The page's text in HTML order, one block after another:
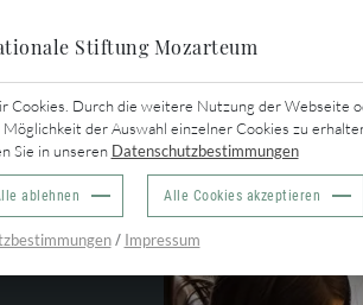
Stiftung Mozarteum
Durch die weitere Nutzung der Webseite
der Auswahl einzelner Cookies zu
Sie in unseren Datenschutzbestimmungen
ablehnen Alle Cookies akzeptieren
/ Impressum